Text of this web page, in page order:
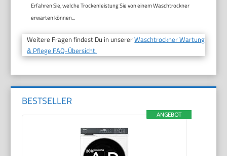
Erfahren Sie, welche Trockenleistung Sie von einem Waschtrockner
erwarten können...
Weitere Fragen findest Du in unsererWaschtrockner Wartung
& Pflege FAQ-Übersicht.
BESTSELLER
ANGEBOT